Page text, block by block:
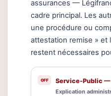
assurances —
cadre principal. Les
une procédure ou
attestation remise » et
restent nécessaires
Service-Public —
Explication